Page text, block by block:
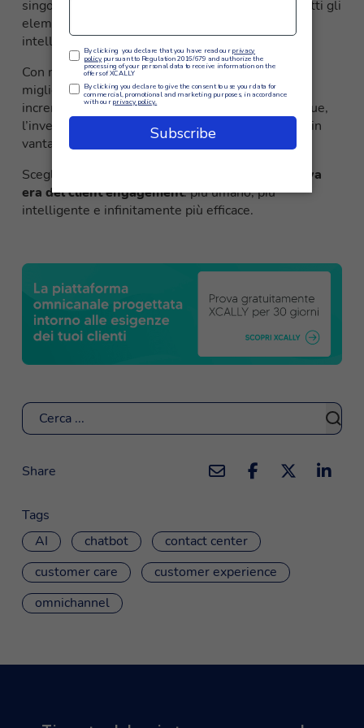
singoli aspetti dell’esperienza, XCALLY integra tutti gli
elementi essenziali in un ecosistema coeso e
intelligente.
Con metriche di soddisfazione cliente in costante
miglioramento, tempi di risoluzione ridotti e un
incremento significativo del customer lifetime value,
l’investimento in XCALLY si traduce rapidamente in
vantaggi competitivi concreti e misurabili.
Scegliere XCALLY significa
abbracciare una nuova
era del client engagement: più umano, più
intelligente e infinitamente più efficace.
Cerca
Share
Tags
AI
chatbot
contact center
customer care
customer experience
omnichannel